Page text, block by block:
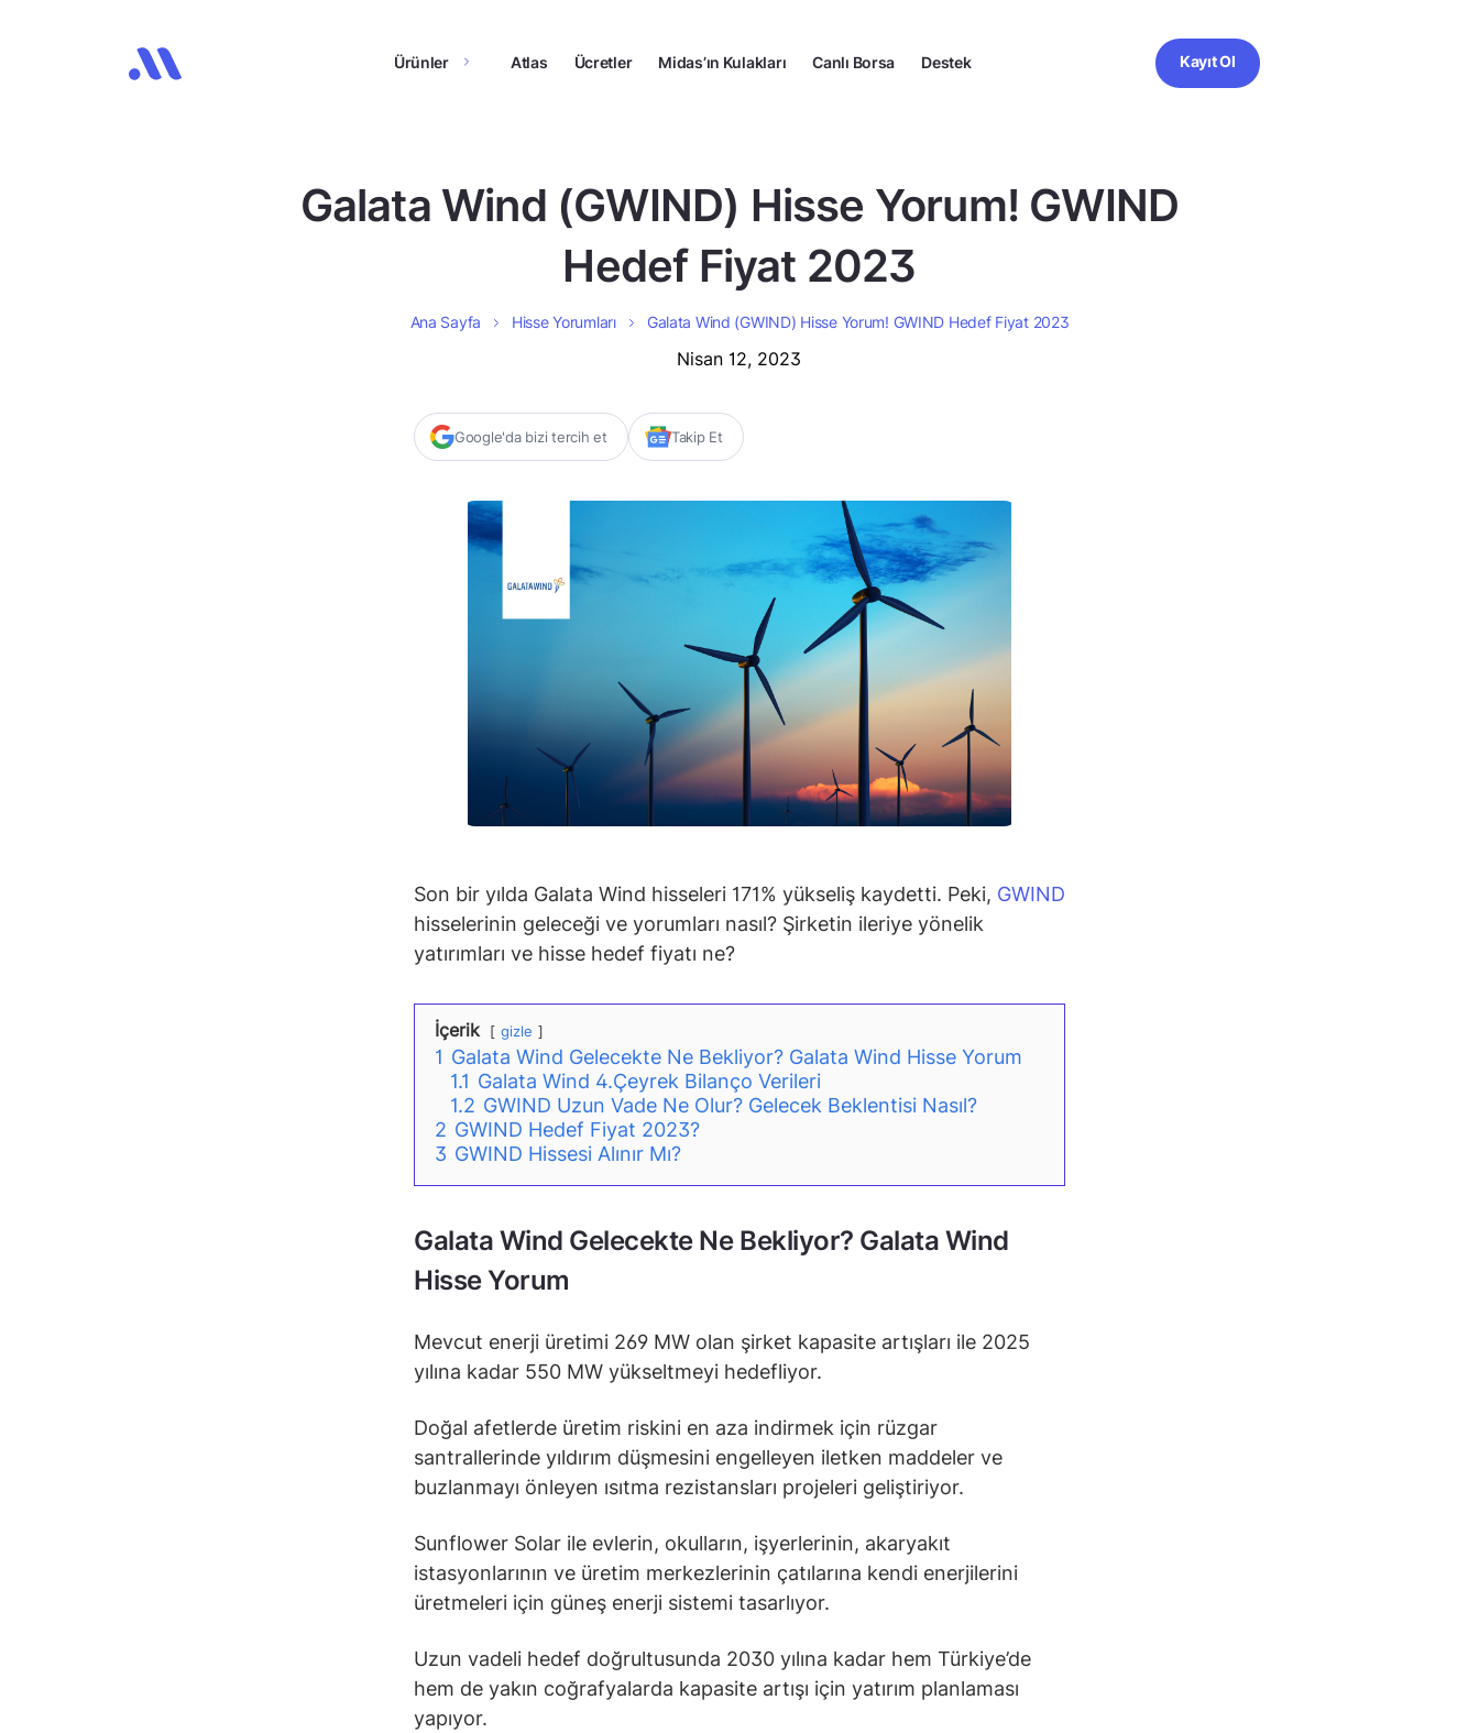
Ürünler Atlas Ücretler Midas’ın Kulakları Canlı Borsa Destek Kayıt Ol
Galata Wind (GWIND) Hisse Yorum! GWIND
Hedef Fiyat 2023
Ana Sayfa Hisse Yorumları Galata Wind (GWIND) Hisse Yorum! GWIND Hedef Fiyat 2023
Nisan 12, 2023
Google'da bizi tercih et Takip Et
Son bir yılda Galata Wind hisseleri 171% yükseliş kaydetti. Peki, GWIND
hisselerinin geleceği ve yorumları nasıl? Şirketin ileriye yönelik
yatırımları ve hisse hedef fiyatı ne?
İçerik gizle
1 Galata Wind Gelecekte Ne Bekliyor? Galata Wind Hisse Yorum
1.1 Galata Wind 4.Çeyrek Bilanço Verileri
1.2 GWIND Uzun Vade Ne Olur? Gelecek Beklentisi Nasıl?
2 GWIND Hedef Fiyat 2023?
3 GWIND Hissesi Alınır Mı?
Galata Wind Gelecekte Ne Bekliyor? Galata Wind
Hisse Yorum
Mevcut enerji üretimi 269 MW olan şirket kapasite artışları ile 2025
yılına kadar 550 MW yükseltmeyi hedefliyor.
Doğal afetlerde üretim riskini en aza indirmek için rüzgar
santrallerinde yıldırım düşmesini engelleyen iletken maddeler ve
buzlanmayı önleyen ısıtma rezistansları projeleri geliştiriyor.
Sunflower Solar ile evlerin, okulların, işyerlerinin, akaryakıt
istasyonlarının ve üretim merkezlerinin çatılarına kendi enerjilerini
üretmeleri için güneş enerji sistemi tasarlıyor.
Uzun vadeli hedef doğrultusunda 2030 yılına kadar hem Türkiye’de
hem de yakın coğrafyalarda kapasite artışı için yatırım planlaması
yapıyor.